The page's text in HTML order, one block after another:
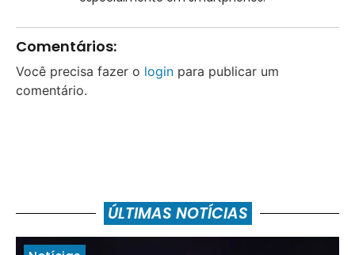
Comentários:
Você precisa fazer o login para publicar um
comentário.
ÚLTIMAS NOTÍCIAS